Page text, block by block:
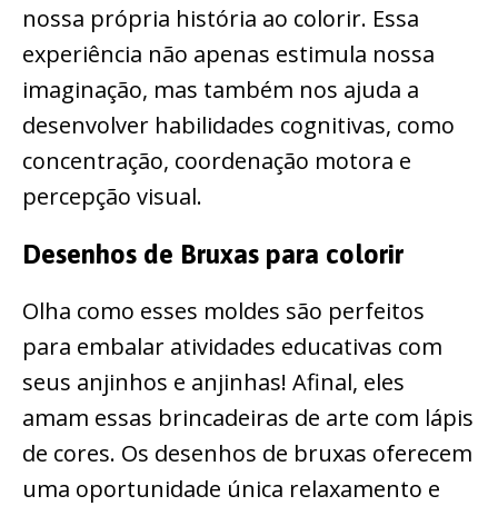
nossa própria história ao colorir. Essa
experiência não apenas estimula nossa
imaginação, mas também nos ajuda a
desenvolver habilidades cognitivas, como
concentração, coordenação motora e
percepção visual.
Desenhos de Bruxas para colorir
Olha como esses moldes são perfeitos
para embalar atividades educativas com
seus anjinhos e anjinhas! Afinal, eles
amam essas brincadeiras de arte com lápis
de cores. Os desenhos de bruxas oferecem
uma oportunidade única relaxamento e